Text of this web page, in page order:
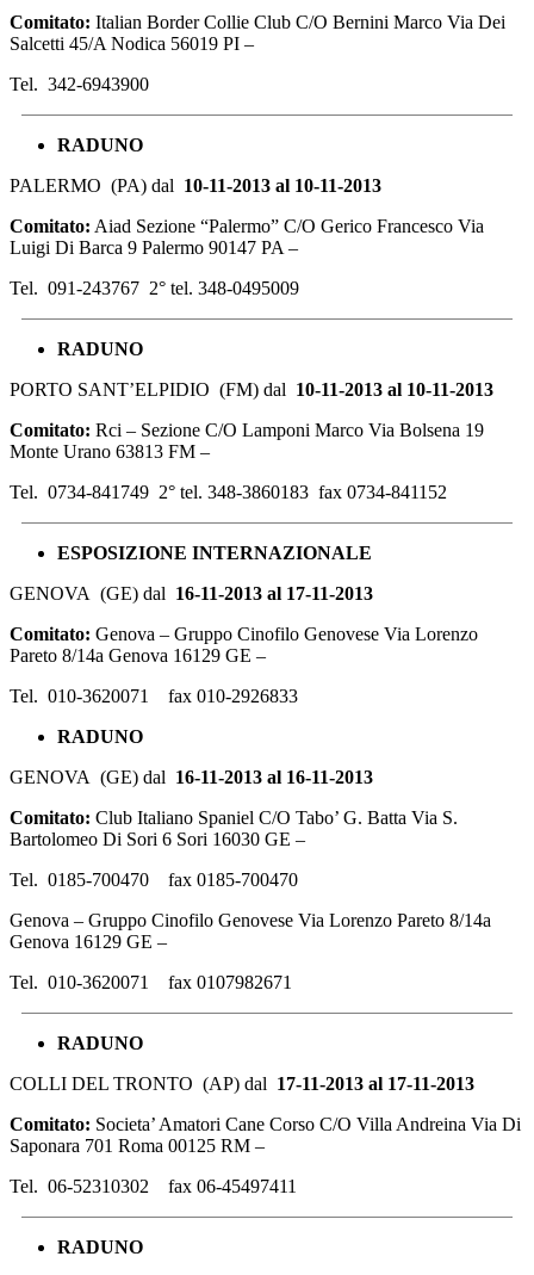
Comitato: Italian Border Collie Club C/O Bernini Marco Via Dei
Salcetti 45/A Nodica 56019 PI –
Tel. 342-6943900
RADUNO
PALERMO (PA) dal 10-11-2013 al 10-11-2013
Comitato: Aiad Sezione “Palermo” C/O Gerico Francesco Via
Luigi Di Barca 9 Palermo 90147 PA –
Tel. 091-243767 2° tel. 348-0495009
RADUNO
PORTO SANT’ELPIDIO (FM) dal 10-11-2013 al 10-11-2013
Comitato: Rci – Sezione C/O Lamponi Marco Via Bolsena 19
Monte Urano 63813 FM –
Tel. 0734-841749 2° tel. 348-3860183 fax 0734-841152
ESPOSIZIONE INTERNAZIONALE
GENOVA (GE) dal 16-11-2013 al 17-11-2013
Comitato: Genova – Gruppo Cinofilo Genovese Via Lorenzo
Pareto 8/14a Genova 16129 GE –
Tel. 010-3620071 fax 010-2926833
RADUNO
GENOVA (GE) dal 16-11-2013 al 16-11-2013
Comitato: Club Italiano Spaniel C/O Tabo’ G. Batta Via S.
Bartolomeo Di Sori 6 Sori 16030 GE –
Tel. 0185-700470 fax 0185-700470
Genova – Gruppo Cinofilo Genovese Via Lorenzo Pareto 8/14a
Genova 16129 GE –
Tel. 010-3620071 fax 0107982671
RADUNO
COLLI DEL TRONTO (AP) dal 17-11-2013 al 17-11-2013
Comitato: Societa’ Amatori Cane Corso C/O Villa Andreina Via Di
Saponara 701 Roma 00125 RM –
Tel. 06-52310302 fax 06-45497411
RADUNO